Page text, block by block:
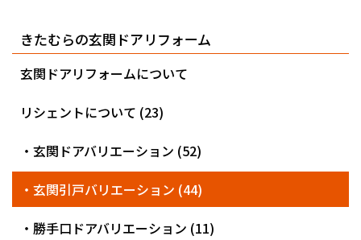
きたむらの玄関ドアリフォーム
玄関ドアリフォームについて
リシェントについて (23)
・玄関ドアバリエーション (52)
・玄関引戸バリエーション (44)
・勝手口ドアバリエーション (11)